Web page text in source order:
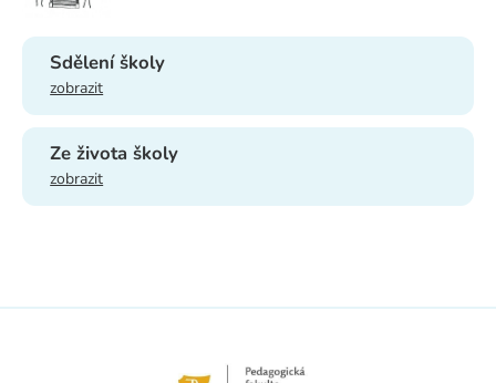
Sdělení školy
zobrazit
Ze života školy
zobrazit